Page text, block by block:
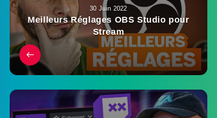
30 Juin 2022
Meilleurs Réglages OBS Studio pour
Stream